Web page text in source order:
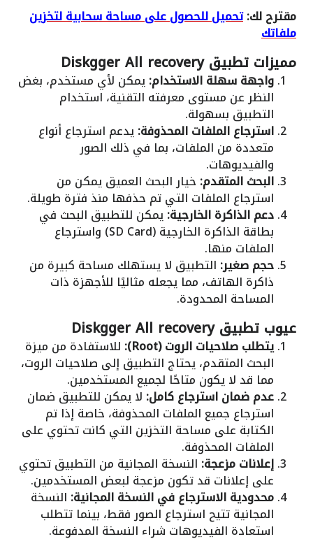
مقترح لك:تحميل للحصول على مساحة سحابية لتخزين
ملفاتك
مميزات تطبيق Diskgger All recovery
واجهة سهلة الاستخدام:يمكن لأي مستخدم، بغض
النظر عن مستوى معرفته التقنية، استخدام
التطبيق بسهولة.
استرجاع الملفات المحذوفة:يدعم استرجاع أنواع
متعددة من الملفات، بما في ذلك الصور
والفيديوهات.
البحث المتقدم: خيار البحث العميق يمكن من
استرجاع الملفات التي تم حذفها منذ فترة طويلة.
دعم الذاكرة الخارجية:يمكن للتطبيق البحث في
بطاقة الذاكرة الخارجية (SD Card) واسترجاع
الملفات منها.
حجم صغير: التطبيق لا يستهلك مساحة كبيرة من
ذاكرة الهاتف، مما يجعله مثاليًا للأجهزة ذات
المساحة المحدودة.
عيوب تطبيق Diskgger All recovery
يتطلب صلاحيات الروت (Root): للاستفادة من ميزة
البحث المتقدم، يحتاج التطبيق إلى صلاحيات الروت،
مما قد لا يكون متاحًا لجميع المستخدمين.
عدم ضمان استرجاع كامل: لا يمكن للتطبيق ضمان
استرجاع جميع الملفات المحذوفة، خاصة إذا تم
الكتابة على مساحة التخزين التي كانت تحتوي على
الملفات المحذوفة.
إعلانات مزعجة: النسخة المجانية من التطبيق تحتوي
على إعلانات قد تكون مزعجة لبعض المستخدمين.
محدودية الاسترجاع في النسخة المجانية: النسخة
المجانية تتيح استرجاع الصور فقط، بينما تتطلب
استعادة الفيديوهات شراء النسخة المدفوعة.